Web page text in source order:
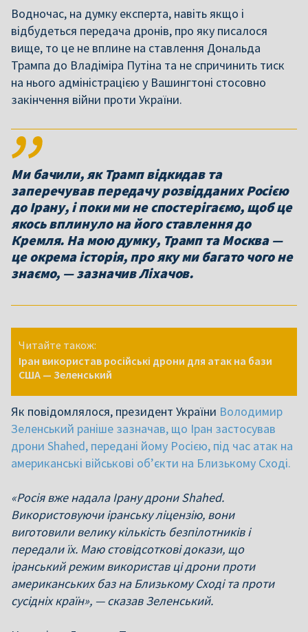
Водночас, на думку експерта, навіть якщо і
відбудеться передача дронів, про яку писалося
вище, то це не вплине на ставлення Дональда
Трампа до Владіміра Путіна та не спричинить тиск
на нього адміністрацією у Вашингтоні стосовно
закінчення війни проти України.
Ми бачили, як Трамп відкидав та
заперечував передачу розвідданих Росією
до Ірану, і поки ми не спостерігаємо, щоб це
якось вплинуло на його ставлення до
Кремля. На мою думку, Трамп та Москва —
це окрема історія, про яку ми багато чого не
знаємо, — зазначив Ліхачов.
Читайте також:
Іран використав російські дрони для атак на бази
США — Зеленський
Як повідомлялося, президент України Володимир
Зеленський раніше зазначав, що Іран застосував
дрони Shahed, передані йому Росією, під час атак на
американські військові об’єкти на Близькому Сході.
«Росія вже надала Ірану дрони Shahed.
Використовуючи іранську ліцензію, вони
виготовили велику кількість безпілотників і
передали їх. Маю стовідсоткові докази, що
іранський режим використав ці дрони проти
американських баз на Близькому Сході та проти
сусідніх країн», — сказав Зеленський.